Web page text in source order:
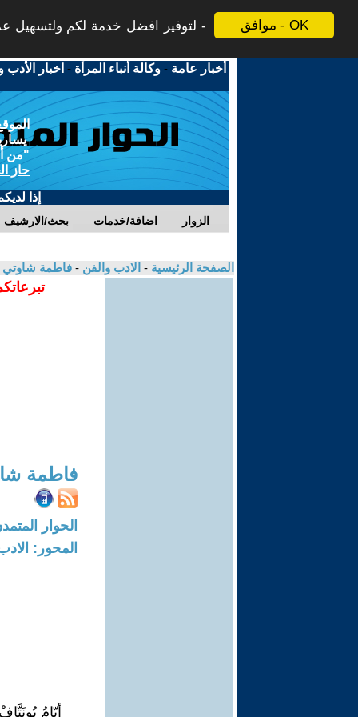
موافق - OK لتوفير افضل خدمة لكم ولتسهيل
أخبار عامة -وكالة أنباء المرأة - اخبار الأدب
"من
حاز
إذا
بحث/الارشيف اضافة/خدمات الزوار
الصفحة الرئيسية - الادب والفن - فاطمة شاوتي
فاطمة
الحوار المتمدن-العدد:
المحور:
أَيّامُ